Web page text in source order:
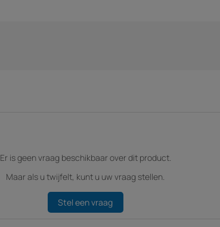
Er is geen vraag beschikbaar over dit product.
Maar als u twijfelt, kunt u uw vraag stellen.
Stel een vraag